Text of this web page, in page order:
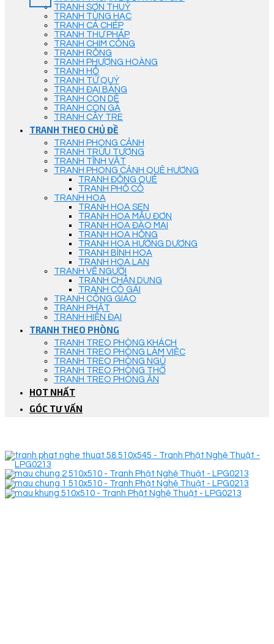
TRANH SƠN THUỶ
TRANH TÙNG HẠC
TRANH CÁ CHÉP
TRANH THƯ PHÁP
TRANH CHIM CÔNG
TRANH RỒNG
TRANH PHƯỢNG HOÀNG
TRANH HỔ
TRANH TỨ QUÝ
TRANH ĐẠI BÀNG
TRANH CON DÊ
TRANH CON GÀ
TRANH CÂY TRE
TRANH THEO CHỦ ĐỀ
TRANH PHONG CẢNH
TRANH TRỪU TƯỢNG
TRANH TĨNH VẬT
TRANH PHONG CẢNH QUÊ HƯƠNG
TRANH ĐỒNG QUÊ
TRANH PHỐ CỔ
TRANH HOA
TRANH HOA SEN
TRANH HOA MẪU ĐƠN
TRANH HOA ĐÀO MAI
TRANH HOA HỒNG
TRANH HOA HƯỚNG DƯƠNG
TRANH BÌNH HOA
TRANH HOA LAN
TRANH VẼ NGƯỜI
TRANH CHÂN DUNG
TRANH CÔ GÁI
TRANH CÔNG GIÁO
TRANH PHẬT
TRANH HIỆN ĐẠI
TRANH THEO PHÒNG
TRANH TREO PHÒNG KHÁCH
TRANH TREO PHÒNG LÀM VIỆC
TRANH TREO PHÒNG NGỦ
TRANH TREO PHÒNG THỜ
TRANH TREO PHÒNG ĂN
HOT NHẤT
GÓC TƯ VẤN